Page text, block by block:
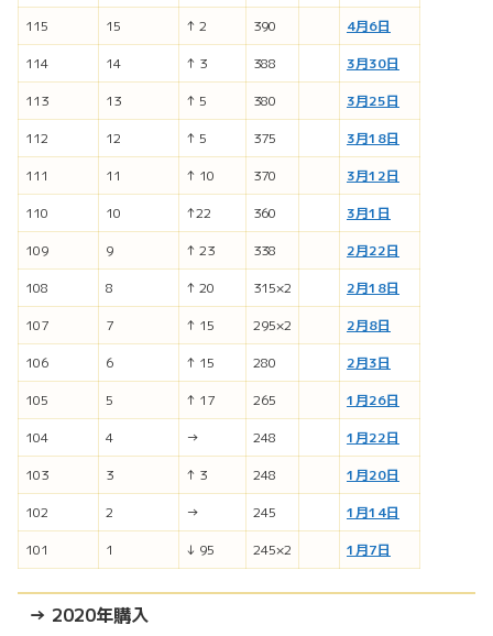
115
15 ↑ 2 390
4月6日
114
14 ↑ 3 388
3月30日
113
13 ↑ 5 380
3月25日
112
12 ↑ 5 375
3月18日
111
11 ↑ 10 370
3月12日
110
10 ↑22 360
3月1日
109
9 ↑ 23 338
2月22日
108
8 ↑ 20 315×2
2月18日
107
7 ↑ 15 295×2
2月8日
106
6 ↑ 15 280
2月3日
105
5 ↑ 17 265
1月26日
104
4 → 248
1月22日
103
3 ↑ 3 248
1月20日
102
2 → 245
1月14日
101
1 ↓ 95 245×2 1月7日
→ 2020年購入